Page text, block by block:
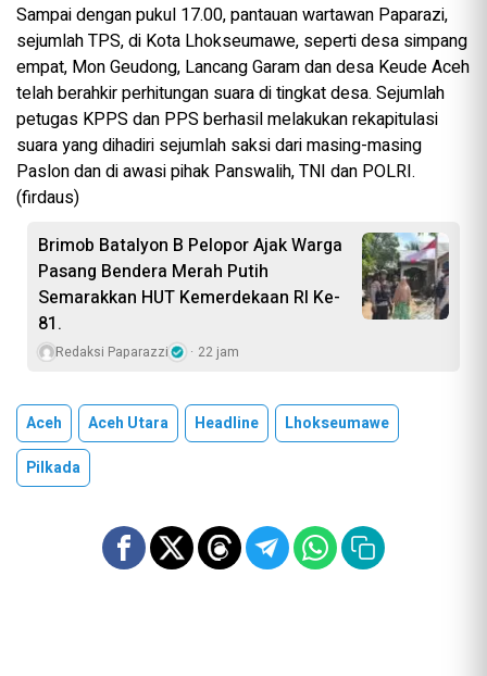
Sampai dengan pukul 17.00, pantauan wartawan Paparazi,
sejumlah TPS, di Kota Lhokseumawe, seperti desa simpang
empat, Mon Geudong, Lancang Garam dan desa Keude Aceh
telah berahkir perhitungan suara di tingkat desa. Sejumlah
petugas KPPS dan PPS berhasil melakukan rekapitulasi
suara yang dihadiri sejumlah saksi dari masing-masing
Paslon dan di awasi pihak Panswalih, TNI dan POLRI.
(firdaus)
Brimob Batalyon B Pelopor Ajak Warga
Pasang Bendera Merah Putih
Semarakkan HUT Kemerdekaan RI Ke-
81.
Redaksi Paparazzi 22 jam
Aceh Aceh Utara Headline
Lhokseumawe
Pilkada